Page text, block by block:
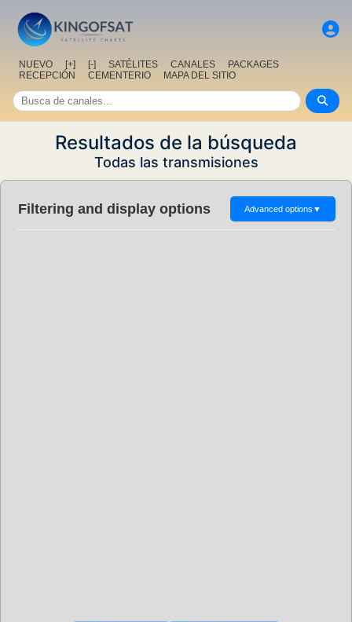
NUEVO [+] [-] SATÉLITES CANALES
PACKAGES
RECEPCIÓN
CEMENTERIO MAPA DEL SITIO
Resultados de la búsqueda
Todas las transmisiones
Filtering and display options Advanced options ▼